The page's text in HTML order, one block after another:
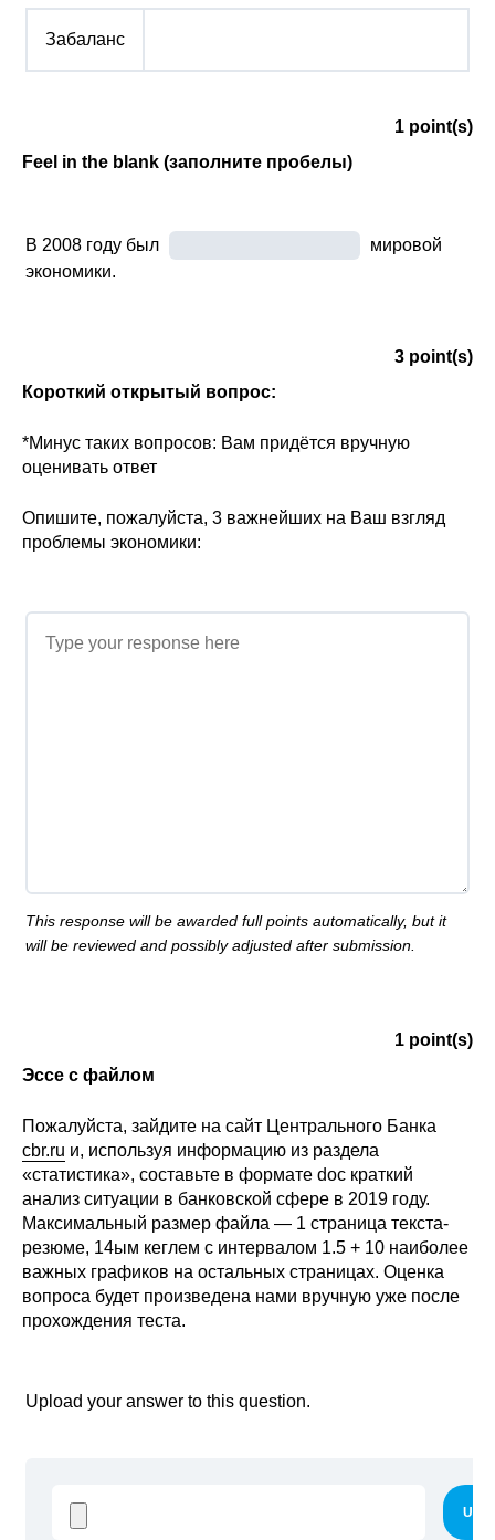
Забаланс
1 point(s)
Feel in the blank (заполните пробелы)
В 2008 году был
мировой
экономики.
3 point(s)
Короткий открытый вопрос:
*Минус таких вопросов: Вам придётся вручную
оценивать ответ
Опишите, пожалуйста, 3 важнейших на Ваш взгляд
проблемы экономики:
This response will be awarded full points automatically, but it
will be reviewed and possibly adjusted after submission.
1 point(s)
Эссе с файлом
Пожалуйста, зайдите на сайт Центрального Банка
cbr.ru и, используя информацию из раздела
«статистика», составьте в формате doc краткий
анализ ситуации в банковской сфере в 2019 году.
Максимальный размер файла — 1 страница текста-
резюме, 14ым кеглем с интервалом 1.5 + 10 наиболее
важных графиков на остальных страницах. Оценка
вопроса будет произведена нами вручную уже после
прохождения теста.
Upload your answer to this question.